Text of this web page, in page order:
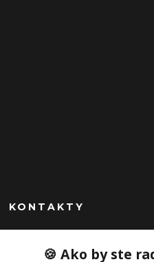
KONTAKTY
Peknekabelky.sk
🍪 Ako by ste